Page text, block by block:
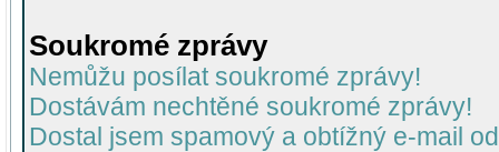
Soukromé zprávy
Nemůžu posílat soukromé zprávy!
Dostávám nechtěné soukromé zprávy!
Dostal jsem spamový a obtížný e-mail